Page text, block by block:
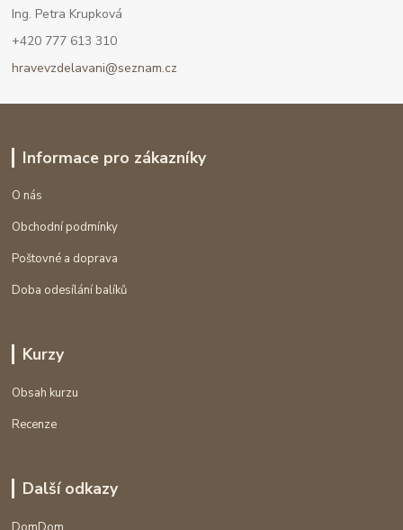
Ing. Petra Krupková
+420 777 613 310
hravevzdelavani@seznam.cz
Informace pro zákazníky
O nás
Obchodní podmínky
Poštovné a doprava
Doba odesílání balíků
Kurzy
Obsah kurzu
Recenze
Další odkazy